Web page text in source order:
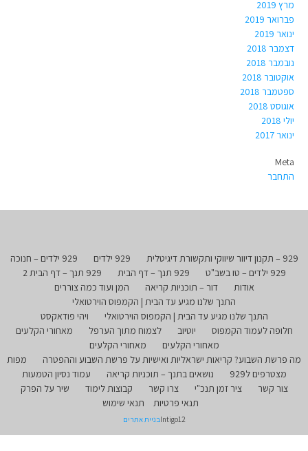
מרץ 2019
פברואר 2019
ינואר 2019
דצמבר 2018
נובמבר 2018
אוקטובר 2018
ספטמבר 2018
אוגוסט 2018
יולי 2018
ינואר 2017
Meta
התחבר
929 – תקנון דיוור שיווקי ותקשורת דיגיטלית 929 ילדים
929 ילדים – חנוכה
929 ילדים – טו בשב"ט
929 תנך – דף הבית
929 תנך – דף הבית 2
אודות
דור – תוכניות קריאה
המן ועוד כמה צוררים
התנך שלנו מגיע עד הבית | הקמפוס הוירטואלי
התנך שלנו מגיע עד הבית | הקמפוס הוירטואלי
ויהי פודאקסט
חלופה לעמוד הקמפוס
יוטיוב לצמוח מתוך הערפל
מאחורי הקלעים
מאחורי הקלעים
מאחורי הקלעים
מה פרשת השבוע? קריאות ישראליות ואישיות על פרשת השבוע וההפטרה
מפות
מצטרפים ל929
נושאים בתנך – תוכניות קריאה
עמוד נסיון הטמעות
צור קשר
ציר זמן תנכ"י צרו קשר קבוצות לימוד
שיר על הפרק
תנאי פרטיות
תנאי שימוש
Intigo12בניית אתרים